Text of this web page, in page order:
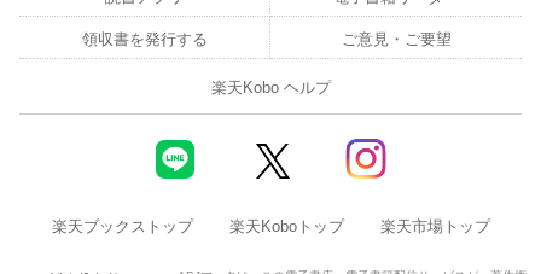
…など具体的なエピソードを交えて４３の方法を紹介していま
このソーシャルメディア時代で結果を出せるよう解説していま
領収書を発行する ご意見・ご要望
楽天Kobo ヘルプ
楽天ブックストップ 楽天Koboトップ 楽天市場トップ